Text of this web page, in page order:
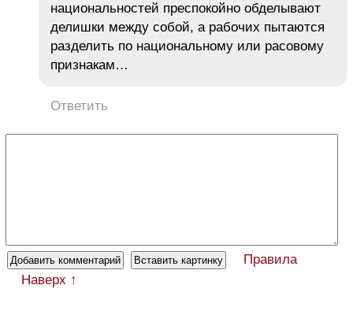
национальностей преспокойно обделывают
делишки между собой, а рабочих пытаются
разделить по национальному или расовому
признакам…
Ответить
Правила
Наверх ↑